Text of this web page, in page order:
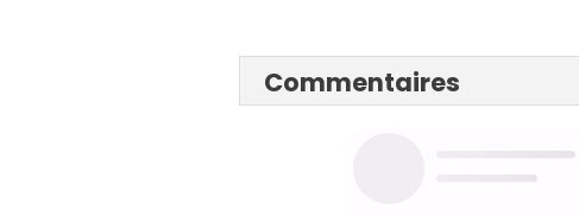
Commentaires